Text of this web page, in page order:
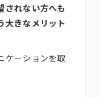
されない方へも
大きなメリット
ケーションを取